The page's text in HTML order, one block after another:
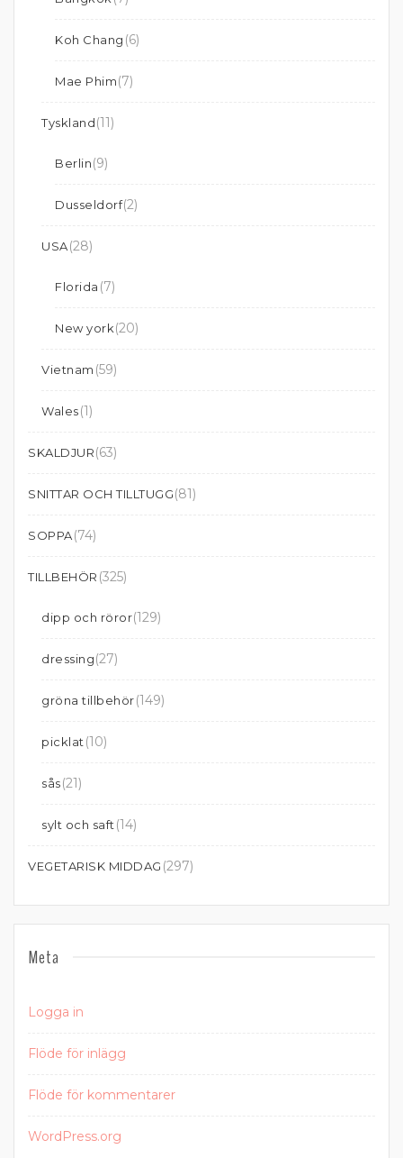
Koh Chang (6)
Mae Phim(7)
Tyskland(11)
Berlin(9)
Dusseldorf(2)
USA(28)
Florida (7)
New york(20)
Vietnam (59)
Wales(1)
SKALDJUR(63)
SNITTAR OCH TILLTUGG(81)
SOPPA(74)
TILLBEHÖR (325)
dipp och röror(129)
dressing(27)
gröna tillbehör(149)
picklat (10)
sås(21)
sylt och saft (14)
VEGETARISK MIDDAG (297)
Meta
Logga in
Flöde för inlägg
Flöde för kommentarer
WordPress.org